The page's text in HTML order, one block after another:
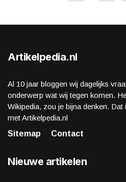
Artikelpedia.nl
Al 10 jaar bloggen wij dagelijks
onderwerp wat wij tegen komen.
Wikipedia, zou je bijna denken.
met Artikelpedia.nl
Sitemap
Contact
Nieuwe artikelen